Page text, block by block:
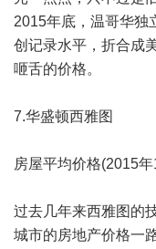
2015年底，温哥华独
创记录水平，折合成
咂舌的价格。
7.华盛顿西雅图
房屋平均价格(2015
过去几年来西雅图的
城市的房地产价格一